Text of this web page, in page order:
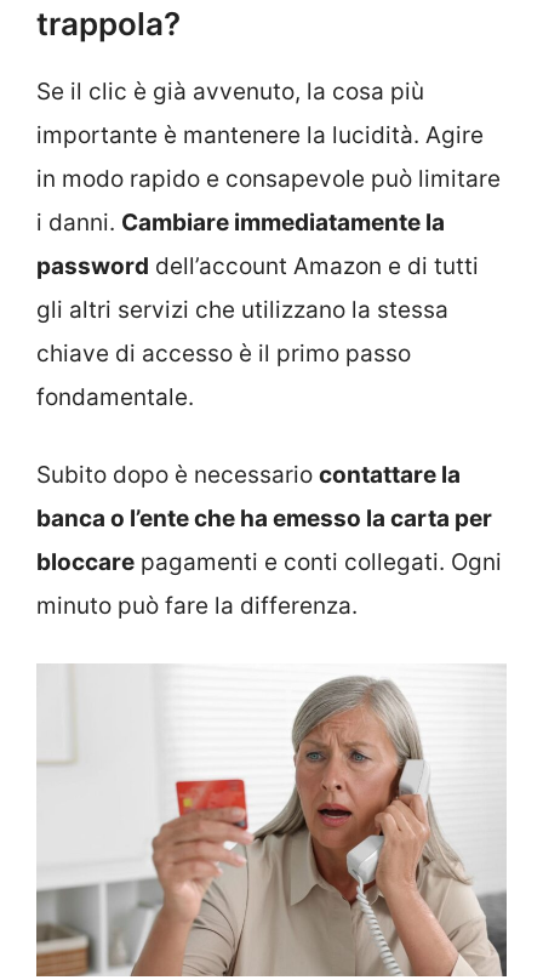
trappola?
Se il clic è già avvenuto, la cosa più
importante è mantenere la lucidità. Agire
in modo rapido e consapevole può limitare
i danni. Cambiare immediatamente la
password dell’account Amazon e di tutti
gli altri servizi che utilizzano la stessa
chiave di accesso è il primo passo
fondamentale.
Subito dopo è necessario contattare la
banca o l’ente che ha emesso la carta per
bloccare pagamenti e conti collegati. Ogni
minuto può fare la differenza.